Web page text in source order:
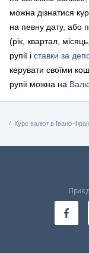
можна дізнатися
на певну дату, або
(рік, квартал,
рупії і ставки за
керувати своїми
рупії можна на
Курс валют в Івано-